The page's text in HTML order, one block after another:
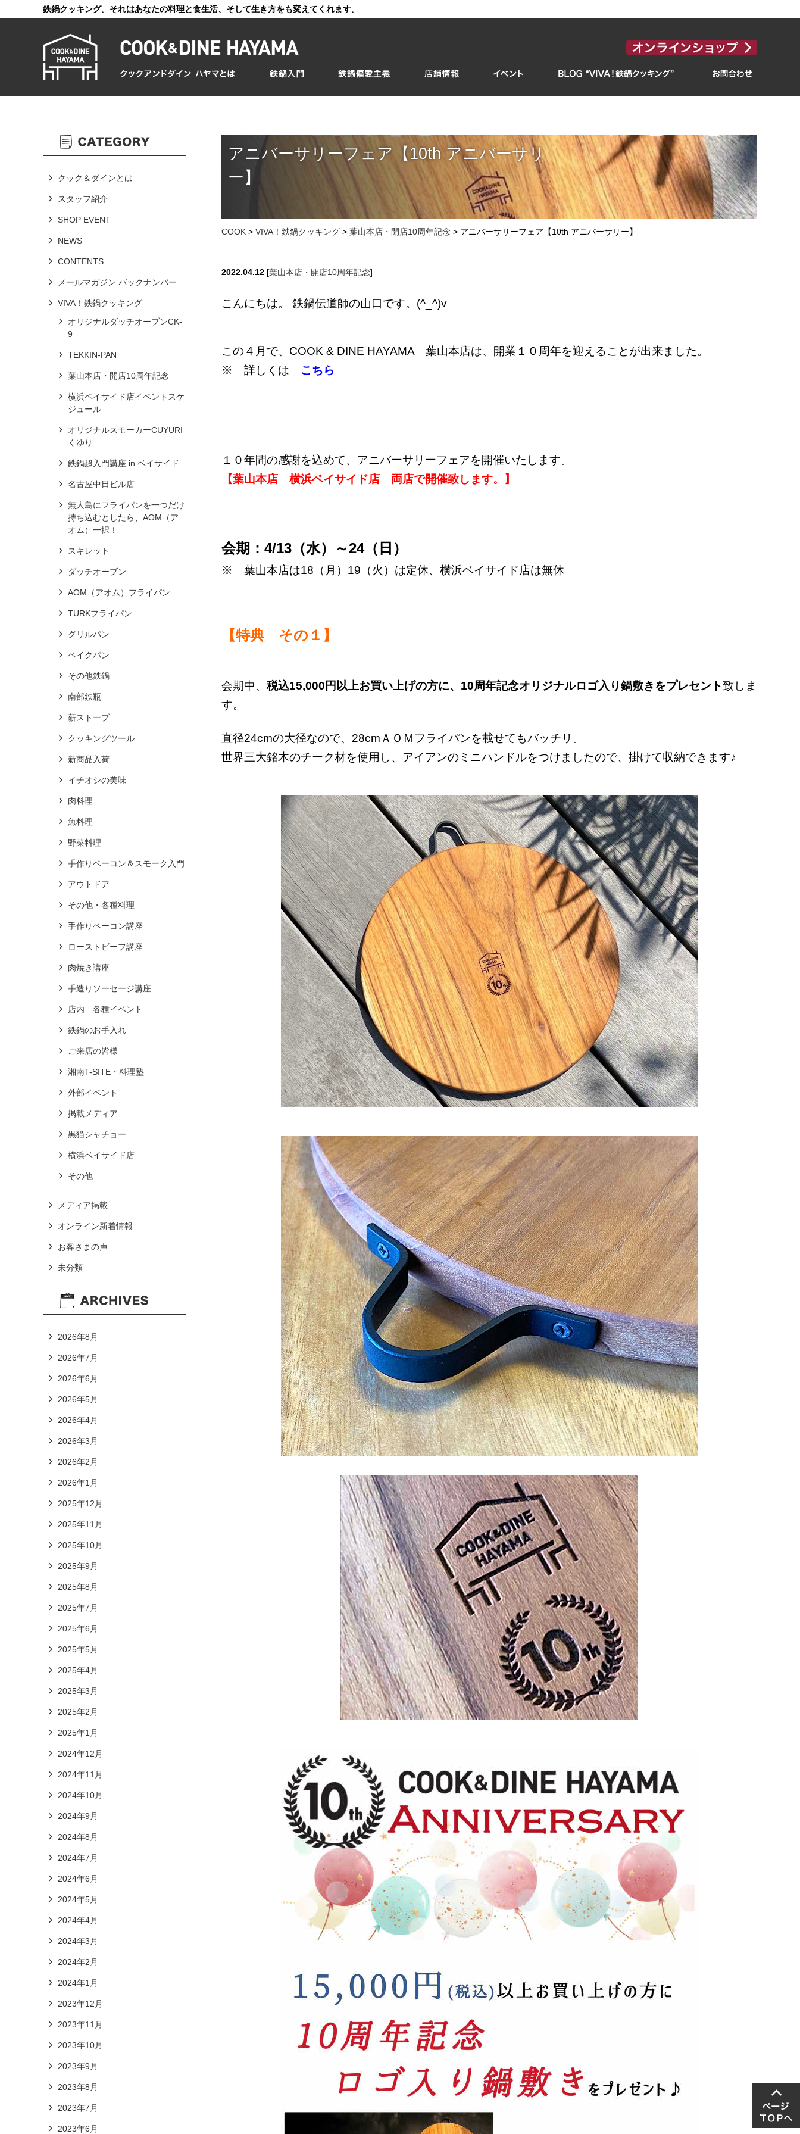
鉄鍋クッキング。それはあなたの料理と食生活、そして生き方をも変えてくれます。
アニバーサリーフェア【10th アニバーサリ
ー】
COOK > VIVA！鉄鍋クッキング > 葉山本店・開店10周年記念 > アニバーサリーフェア【10th アニバーサリー】
2022.04.12 [葉山本店・開店10周年記念]
こんにちは。 鉄鍋伝道師の山口です。(^_^)v
この４月で、COOK & DINE HAYAMA 葉山本店は、開業１０周年を迎えることが出来ました。
※ 詳しくは こちら
１０年間の感謝を込めて、アニバーサリーフェアを開催いたします。
【葉山本店 横浜ベイサイド店 両店で開催致します。】
会期：4/13（水）～24（日）
※ 葉山本店は18（月）19（火）は定休、横浜ベイサイド店は無休
【特典 その１】
会期中、 税込15,000円以上お買い上げの方に、10周年記念オリジナルロゴ入り鍋敷きをプレセント致しま
す。
直径24cmの大径なので、28cmＡＯＭフライパンを載せてもバッチリ。
世界三大銘木のチーク材を使用し、アイアンのミニハンドルをつけましたので、掛けて収納できます♪
クック＆ダインとは
スタッフ紹介
SHOP EVENT
NEWS
CONTENTS
メールマガジン バックナンバー
VIVA！鉄鍋クッキング
オリジナルダッチオーブンCK-
9
TEKKIN-PAN
葉山本店・開店10周年記念
横浜ベイサイド店イベントスケ
ジュール
オリジナルスモーカーCUYURI
くゆり
鉄鍋超入門講座 in ベイサイド
名古屋中日ビル店
無人島にフライパンを一つだけ
持ち込むとしたら、AOM（ア
オム）一択！
スキレット
ダッチオーブン
AOM（アオム）フライパン
TURKフライパン
グリルパン
ベイクパン
その他鉄鍋
南部鉄瓶
薪ストーブ
クッキングツール
新商品入荷
イチオシの美味
肉料理
魚料理
野菜料理
手作りベーコン＆スモーク入門
アウトドア
その他・各種料理
手作りベーコン講座
ローストビーフ講座
肉焼き講座
手造りソーセージ講座
店内 各種イベント
鉄鍋のお手入れ
ご来店の皆様
湘南T-SITE・料理塾
外部イベント
掲載メディア
黒猫シャチョー
横浜ベイサイド店
その他
メディア掲載
オンライン新着情報
お客さまの声
未分類
2026年8月
2026年7月
2026年6月
2026年5月
2026年4月
2026年3月
2026年2月
2026年1月
2025年12月
2025年11月
2025年10月
2025年9月
2025年8月
2025年7月
2025年6月
2025年5月
2025年4月
2025年3月
2025年2月
2025年1月
2024年12月
2024年11月
2024年10月
2024年9月
2024年8月
2024年7月
2024年6月
2024年5月
2024年4月
2024年3月
2024年2月
2024年1月
2023年12月
2023年11月
2023年10月
2023年9月
2023年8月
2023年7月
2023年6月